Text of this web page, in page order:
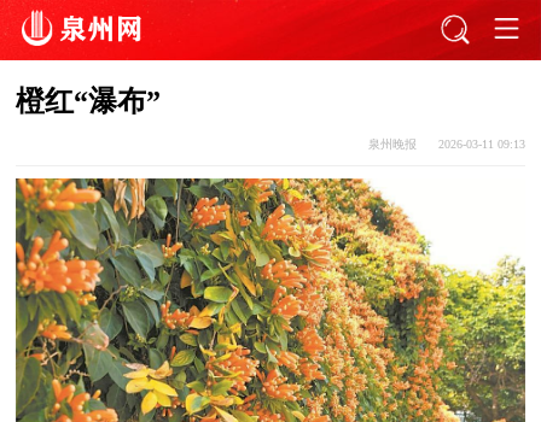
橙红“瀑布”
泉州晚报 2026-03-11 09:13